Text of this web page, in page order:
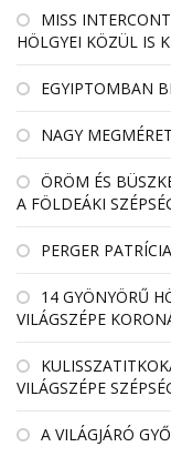
MISS
HÖLGYEI KÖZÜL IS
EGYIPTOMBAN
NAGY
ÖRÖM ÉS
A FÖLDEÁKI
PERGER
14 GYÖNYÖRŰ
VILÁGSZÉPE
VILÁGSZÉPE
A VILÁGJÁRÓ